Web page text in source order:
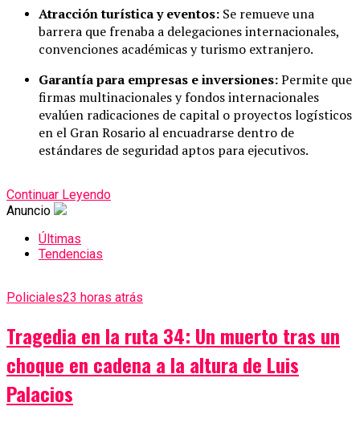
Atracción turística y eventos: Se remueve una
barrera que frenaba a delegaciones internacionales,
convenciones académicas y turismo extranjero.
Garantía para empresas e inversiones:Permite que
firmas multinacionales y fondos internacionales
evalúen radicaciones de capital o proyectos logísticos
en el Gran Rosario al encuadrarse dentro de
estándares de seguridad aptos para ejecutivos.
Continuar Leyendo
Anuncio
Últimas
Tendencias
Policiales23 horas atrás
Tragedia en la ruta 34: Un muerto tras un
choque en cadena a la altura de Luis
Palacios